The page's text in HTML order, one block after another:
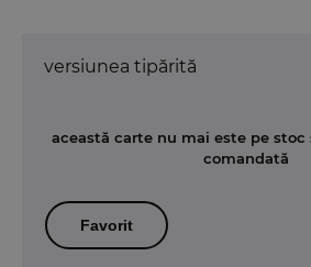
versiunea tipărită
această carte nu mai este pe
comandată
Favorit